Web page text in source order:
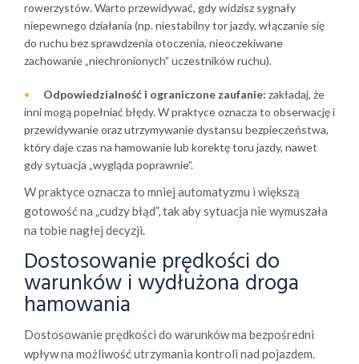
rowerzystów. Warto przewidywać, gdy widzisz sygnały
niepewnego działania (np. niestabilny tor jazdy, włączanie się
do ruchu bez sprawdzenia otoczenia, nieoczekiwane
zachowanie „niechronionych” uczestników ruchu).
Odpowiedzialność i ograniczone zaufanie: zakładaj, że
inni mogą popełniać błędy. W praktyce oznacza to obserwację i
przewidywanie oraz utrzymywanie dystansu bezpieczeństwa,
który daje czas na hamowanie lub korektę toru jazdy, nawet
gdy sytuacja „wygląda poprawnie”.
W praktyce oznacza to mniej automatyzmu i większą
gotowość na „cudzy błąd”, tak aby sytuacja nie wymuszała
na tobie nagłej decyzji.
Dostosowanie prędkości do
warunków i wydłużona droga
hamowania
Dostosowanie prędkości do warunków ma bezpośredni
wpływ na możliwość utrzymania kontroli nad pojazdem.